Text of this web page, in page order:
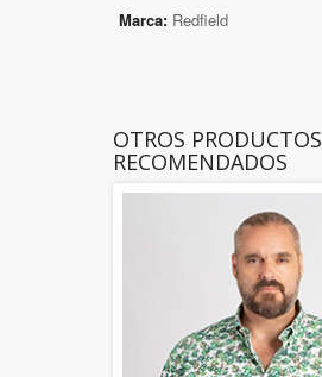
Marca: Redfield
OTROS PRODUCTOS
RECOMENDADOS